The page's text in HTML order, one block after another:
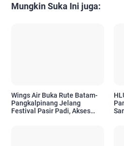
Mungkin Suka Ini juga:
Wings Air Buka Rute Batam-
Pangkalpinang Jelang
Festival Pasir Padi, Akses